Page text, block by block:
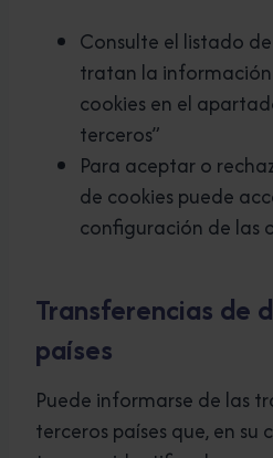
Consulte el listado
tratan la
cookies en el
terceros”
Para aceptar o
de cookies puede
configuración de las
Transferencias de
países
Puede informarse de las
terceros países que, en su